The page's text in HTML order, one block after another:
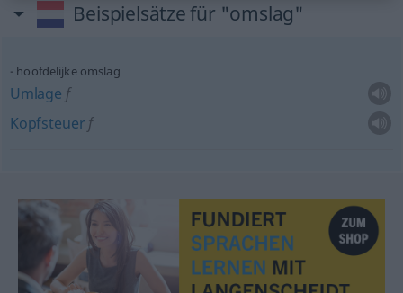
Beispielsätze für "omslag"
hoofdelijke omslag
Umlage f
Kopfsteuer f